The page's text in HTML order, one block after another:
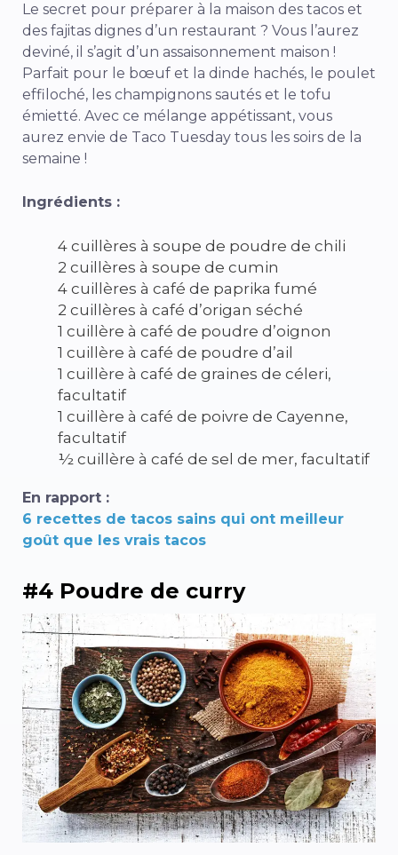
Le secret pour préparer à la maison des tacos et
des fajitas dignes d’un restaurant ? Vous l’aurez
deviné, il s’agit d’un assaisonnement maison !
Parfait pour le bœuf et la dinde hachés, le poulet
effiloché, les champignons sautés et le tofu
émietté. Avec ce mélange appétissant, vous
aurez envie de Taco Tuesday tous les soirs de la
semaine !
Ingrédients :
4 cuillères à soupe de poudre de chili
2 cuillères à soupe de cumin
4 cuillères à café de paprika fumé
2 cuillères à café d’origan séché
1 cuillère à café de poudre d’oignon
1 cuillère à café de poudre d’ail
1 cuillère à café de graines de céleri,
facultatif
1 cuillère à café de poivre de Cayenne,
facultatif
½ cuillère à café de sel de mer, facultatif
En rapport :
6 recettes de tacos sains qui ont meilleur
goût que les vrais tacos
#4 Poudre de curry